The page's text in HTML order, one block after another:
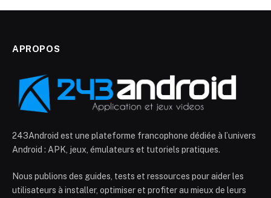
APROPOS
243Android est une plateforme francophone dédiée à l’univers
Android : APK, jeux, émulateurs et tutoriels pratiques.
Nous publions des guides, tests et ressources pour aider les
utilisateurs à installer, optimiser et profiter au mieux de leurs